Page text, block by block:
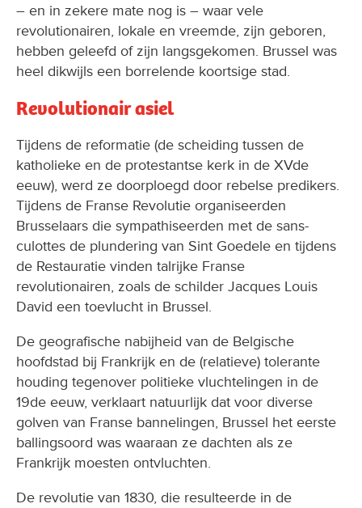
– en in zekere mate nog is – waar vele
revolutionairen, lokale en vreemde, zijn geboren,
hebben geleefd of zijn langsgekomen. Brussel was
heel dikwijls een borrelende koortsige stad.
Revolutionair asiel
Tijdens de reformatie (de scheiding tussen de
katholieke en de protestantse kerk in de XVde
eeuw), werd ze doorploegd door rebelse predikers.
Tijdens de Franse Revolutie organiseerden
Brusselaars die sympathiseerden met de sans-
culottes de plundering van Sint Goedele en tijdens
de Restauratie vinden talrijke Franse
revolutionairen, zoals de schilder Jacques Louis
David een toevlucht in Brussel.
De geografische nabijheid van de Belgische
hoofdstad bij Frankrijk en de (relatieve) tolerante
houding tegenover politieke vluchtelingen in de
19de eeuw, verklaart natuurlijk dat voor diverse
golven van Franse bannelingen, Brussel het eerste
ballingsoord was waaraan ze dachten als ze
Frankrijk moesten ontvluchten.
De revolutie van 1830, die resulteerde in de